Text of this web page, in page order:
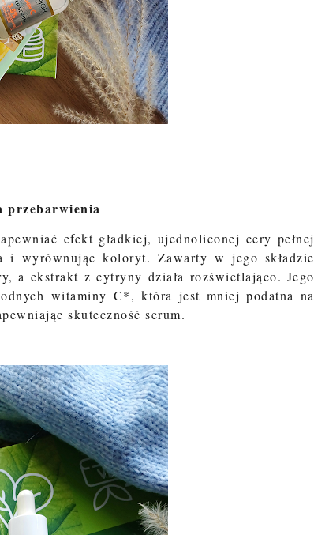
przebarwienia
efekt gładkiej, ujednoliconej cery pełnej
i wyrównując koloryt. Zawarty w jego składzie
a ekstrakt z cytryny działa rozświetlająco. Jego
witaminy C*, która jest mniej podatna na
skuteczność serum.